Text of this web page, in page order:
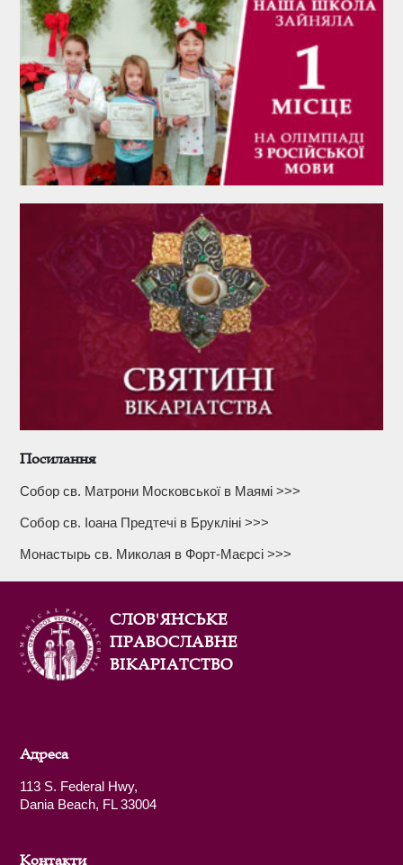
Посилання
Собор св. Матрони Московської в Маямі >>>
Собор св. Іоана Предтечі в Брукліні >>>
Монастырь св. Миколая в Форт-Маєрсі >>>
СЛОВ'ЯНСЬКЕ
ПРАВОСЛАВНЕ
ВІКАРІАТСТВО
Адреса
113 S. Federal Hwy,
Dania Beach, FL 33004
Контакти